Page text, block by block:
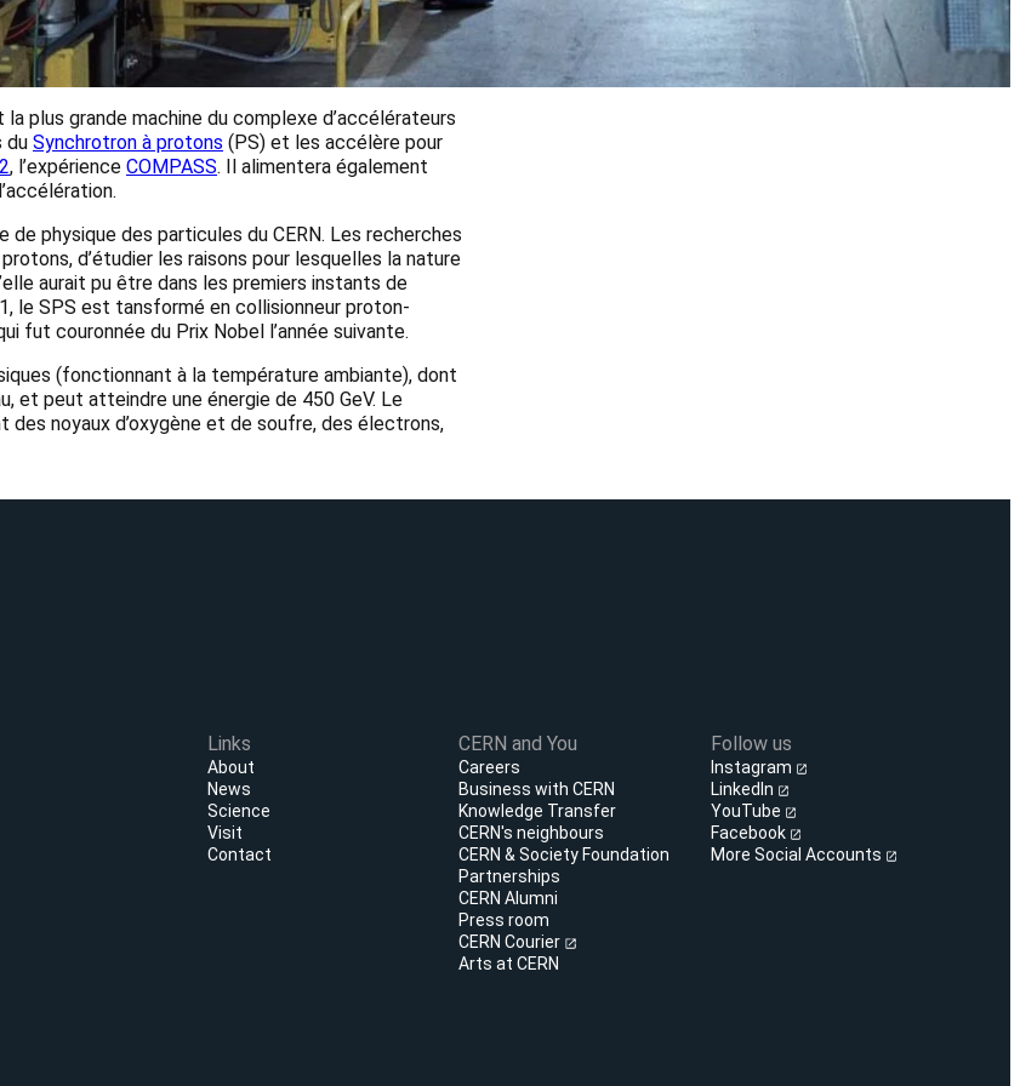
la plus grande machine du complexe d’accélérateurs
du Synchrotron à protons (PS) et les accélère pour
, l’expérience COMPASS. Il alimentera également
de physique des particules du CERN. Les recherches
d’étudier les raisons pour lesquelles la nature
aurait pu être dans les premiers instants de
le SPS est tansformé en collisionneur proton-
fut couronnée du Prix Nobel l’année suivante.
(fonctionnant à la température ambiante), dont
et peut atteindre une énergie de 450 GeV. Le
noyaux d’oxygène et de soufre, des électrons,
Links
About
News
Science
Visit
Contact
CERN and You
Careers
Business with CERN
Knowledge Transfer
CERN's neighbours
CERN & Society Foundation
Partnerships
CERN Alumni
Press room
CERN Courier
Arts at CERN
Follow us
Instagram
LinkedIn
YouTube
Facebook
More Social Accounts